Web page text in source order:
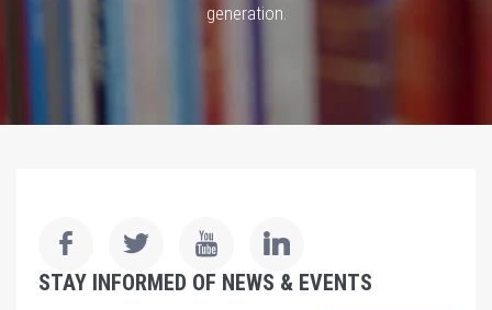
generation.
STAY INFORMED OF NEWS & EVENTS